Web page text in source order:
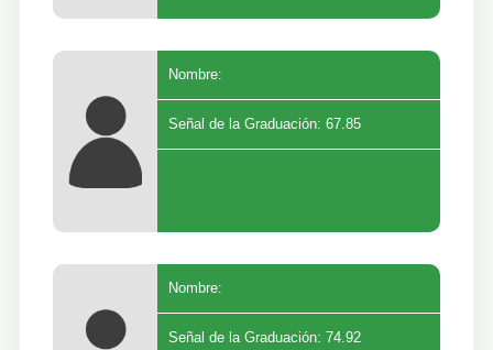
Nombre:
Señal de la Graduación: 67.85
Nombre:
Señal de la Graduación: 74.92